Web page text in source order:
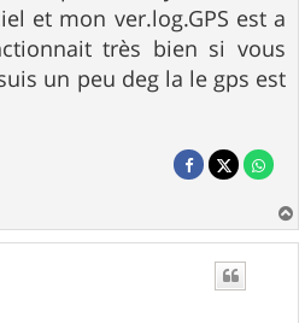
et mon ver.log.GPS est a
très bien si vous
un peu deg la le gps est
a